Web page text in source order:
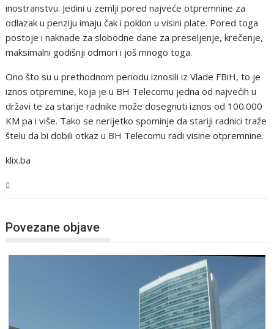
inostranstvu. Jedini u zemlji pored najveće otpremnine za
odlazak u penziju imaju čak i poklon u visini plate. Pored toga
postoje i naknade za slobodne dane za preseljenje, krečenje,
maksimalni godišnji odmori i još mnogo toga.
Ono što su u prethodnom periodu iznosili iz Vlade FBiH, to je
iznos otpremine, koja je u BH Telecomu jedna od najvećih u
državi te za starije radnike može dosegnuti iznos od 100.000
KM pa i više. Tako se nerijetko spominje da stariji radnici traže
štelu da bi dobili otkaz u BH Telecomu radi visine otpremnine.
klix.ba
Povezane objave